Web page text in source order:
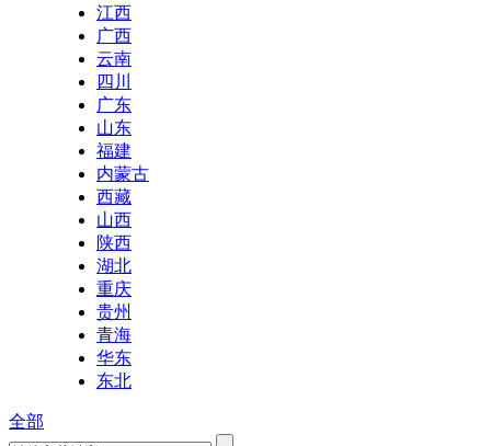
江西
广西
云南
四川
广东
山东
福建
内蒙古
西藏
山西
陕西
湖北
重庆
贵州
青海
华东
东北
全部